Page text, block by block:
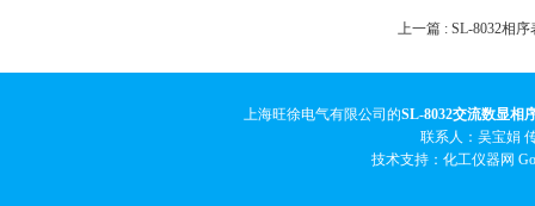
上一篇 : SL-8032相序
上海旺徐电气有限公司的SL-8032交流数显相
联系人：吴宝娟
技术支持：化工仪器网